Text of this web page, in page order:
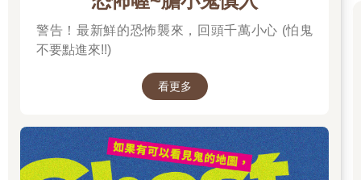
警告！最新鮮的恐怖襲來，回頭千萬小心 (怕鬼
不要點進來!!)
看更多